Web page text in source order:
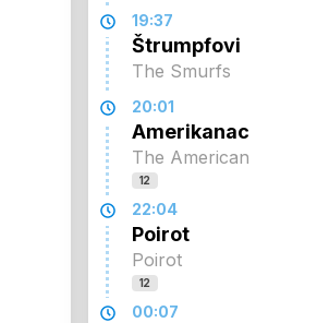
19:37
Štrumpfovi
The Smurfs
20:01
Amerikanac
The American
12
22:04
Poirot
Poirot
12
00:07